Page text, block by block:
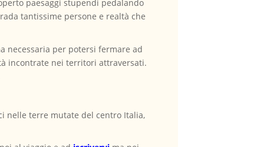
paesaggi stupendi pedalando
tantissime persone e realtà che
necessaria per potersi fermare ad
incontrate nei territori attraversati.
nelle terre mutate del centro Italia,